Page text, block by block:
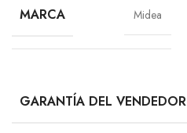
MARCA Midea
GARANTÍA DEL VENDEDOR